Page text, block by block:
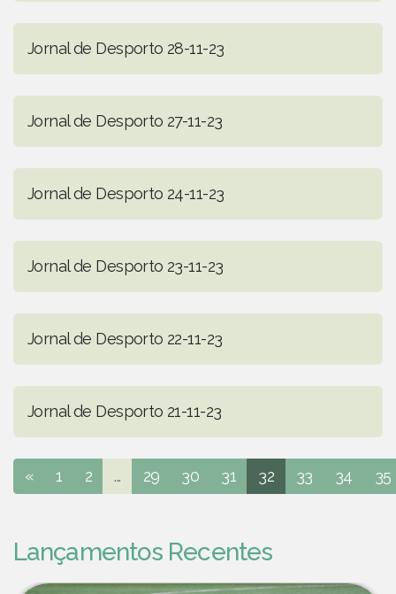
Jornal de Desporto 28-11-23
Jornal de Desporto 27-11-23
Jornal de Desporto 24-11-23
Jornal de Desporto 23-11-23
Jornal de Desporto 22-11-23
Jornal de Desporto 21-11-23
« 1 2 ... 29 30 31 32 33 34 35
Lançamentos Recentes